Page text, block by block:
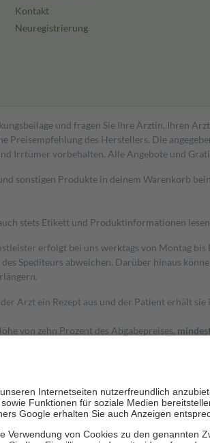
Kontakt
Neuregistrierung
und fragen Sie Ihre Ärztin, Ihren
des Herstellers. Die
Irrtümer vorbehalten. Alle Angebote und
sonstigen Produkte in deinem Warenkorb
stets Etikett und Produktinformationen
erfolgt bei uns werktags von Montag
Spediteurs abweichen. Darüber hinaus
Arzt ein Rezept aus und der Patient erhält
von zehn Prozent des Abgabepreises,
Gesundheit zu stärken und die besondere
Lebensjahr mit Ausnahme der Fahrkosten
die von der GKV getragen werden